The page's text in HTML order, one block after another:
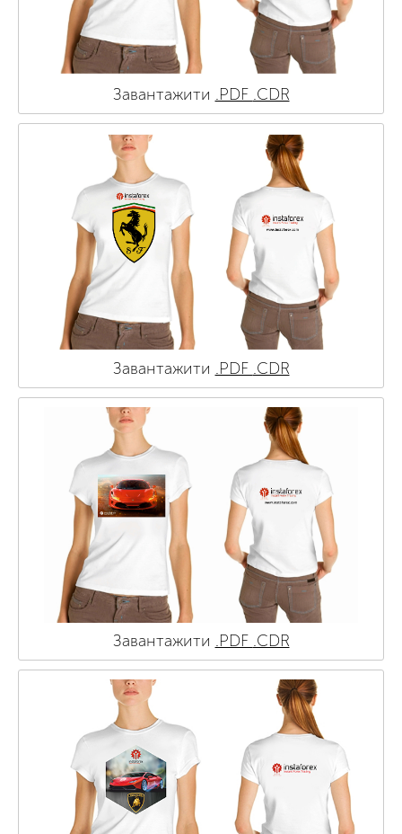
Завантажити .PDF .CDR
Завантажити .PDF .CDR
Завантажити .PDF .CDR